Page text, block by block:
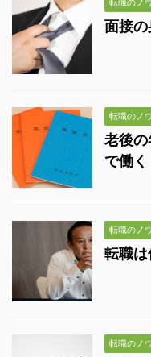
面接
転職のノ
老後
で働く
転職のノ
転職は
転職のノ